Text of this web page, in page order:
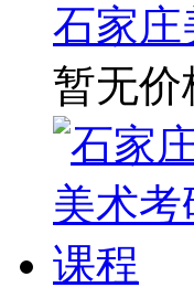
石家庄
暂无价